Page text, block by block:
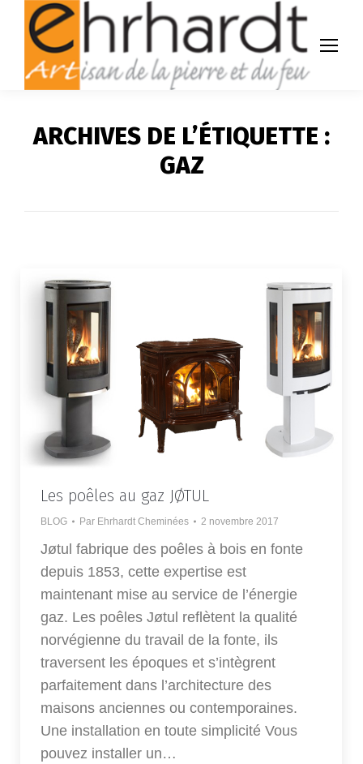
ARCHIVES DE L’ÉTIQUETTE :
GAZ
Les poêles au gaz JØTUL
BLOG Par Ehrhardt Cheminées 2 novembre 2017
Jøtul fabrique des poêles à bois en fonte
depuis 1853, cette expertise est
maintenant mise au service de l’énergie
gaz. Les poêles Jøtul reflètent la qualité
norvégienne du travail de la fonte, ils
traversent les époques et s’intègrent
parfaitement dans l’architecture des
maisons anciennes ou contemporaines.
Une installation en toute simplicité Vous
pouvez installer un…